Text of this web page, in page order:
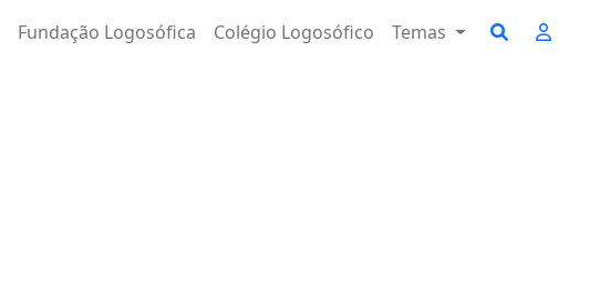
Fundação Logosófica Colégio Logosófico Temas